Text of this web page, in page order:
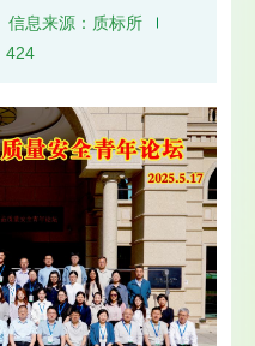
信息来源：质标所
424